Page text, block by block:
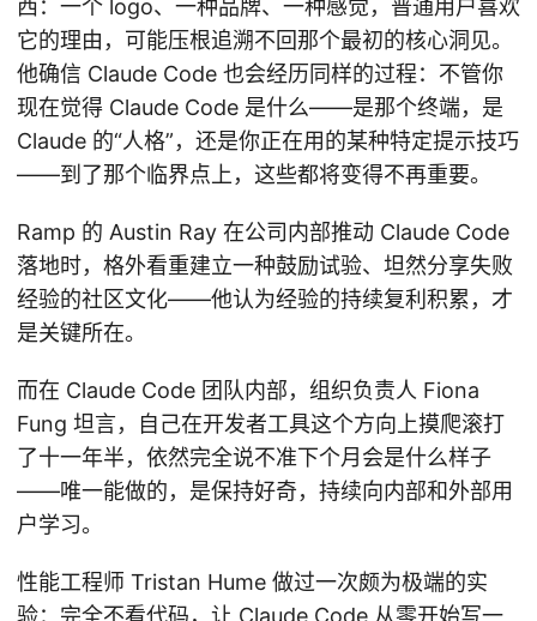
西：一个 logo、一种品牌、一种感觉，普通用户喜欢
它的理由，可能压根追溯不回那个最初的核心洞见。
他确信 Claude Code 也会经历同样的过程：不管你
现在觉得 Claude Code 是什么——是那个终端，是
Claude 的“人格”，还是你正在用的某种特定提示技巧
——到了那个临界点上，这些都将变得不再重要。
Ramp 的 Austin Ray 在公司内部推动 Claude Code
落地时，格外看重建立一种鼓励试验、坦然分享失败
经验的社区文化——他认为经验的持续复利积累，才
是关键所在。
而在 Claude Code 团队内部，组织负责人 Fiona
Fung 坦言，自己在开发者工具这个方向上摸爬滚打
了十一年半，依然完全说不准下个月会是什么样子
——唯一能做的，是保持好奇，持续向内部和外部用
户学习。
性能工程师 Tristan Hume 做过一次颇为极端的实
验：完全不看代码，让 Claude Code 从零开始写一